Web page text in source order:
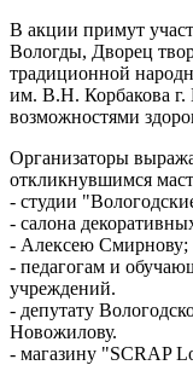
В акции примут
Вологды, Дворец
традиционной
им. В.Н. Корбакова г.
возможностями
Организаторы
откликнувшимся
- студии
- салона
- Алексею Смирнову;
- педагогам и
учреждений.
- депутату
Новожилову.
- магазину "SCRAP